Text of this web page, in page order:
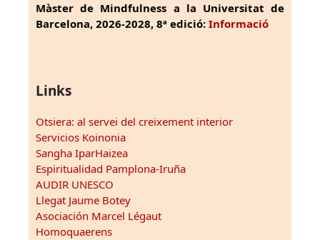
Màster de Mindfulness a la Universitat de
Barcelona, 2026-2028, 8ª edició: Informació
Links
Otsiera: al servei del creixement interior
Servicios Koinonia
Sangha IparHaizea
Espiritualidad Pamplona-Iruña
AUDIR UNESCO
Llegat Jaume Botey
Asociación Marcel Légaut
Homoquaerens